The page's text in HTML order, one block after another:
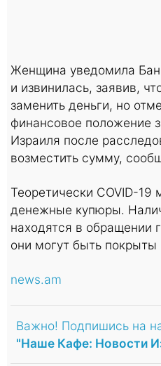
Женщина уведомила
и извинилась, заявив,
заменить деньги, но
финансовое положение
Израиля после
возместить сумму,
Теоретически COVID-19
денежные купюры.
находятся в обращении
они могут быть
news.am
Важно! Подпишись на
"Наше Кафе: Новости